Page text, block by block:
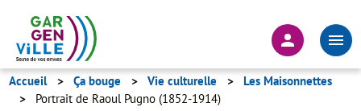
principal
En-
tête
-
Accueil Ça bouge Vie culturelle
Les Maisonnettes
Portrait de Raoul Pugno (1852-1914)